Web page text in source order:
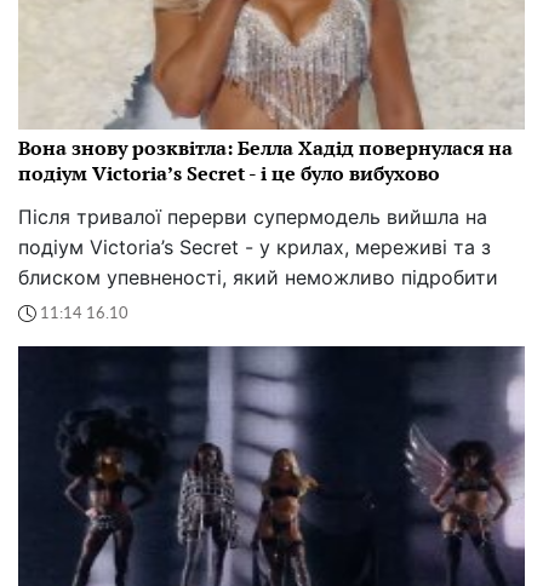
Вона знову розквітла: Белла Хадід повернулася на
подіум Victoria’s Secret - і це було вибухово
Після тривалої перерви супермодель вийшла на
подіум Victoria’s Secret - у крилах, мереживі та з
блиском упевненості, який неможливо підробити
11:14 16.10